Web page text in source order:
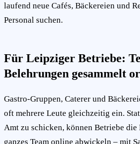
laufend neue Cafés, Bäckereien und
Personal suchen.
Für Leipziger Betriebe:
Belehrungen gesammelt
Gastro-Gruppen, Caterer und
oft mehrere Leute gleichzeitig ein.
Amt zu schicken, können Betriebe
ganzes Team online abwickeln – mit